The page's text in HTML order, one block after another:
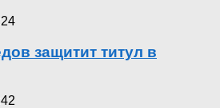
защитит титул в